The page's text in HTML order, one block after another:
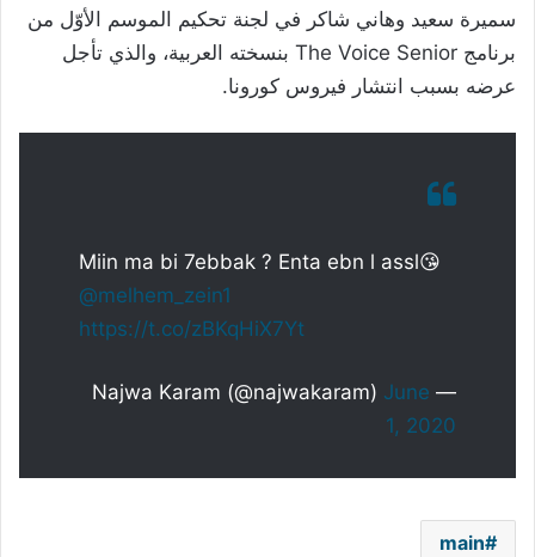
سميرة سعيد وهاني شاكر في لجنة تحكيم الموسم الأوّل من
برنامج The Voice Senior بنسخته العربية، والذي تأجل
عرضه بسبب انتشار فيروس كورونا.
Miin ma bi 7ebbak ? Enta ebn l assl😘
@melhem_zein1
https://t.co/zBKqHiX7Yt
— Najwa Karam (@najwakaram)
June
1, 2020
main